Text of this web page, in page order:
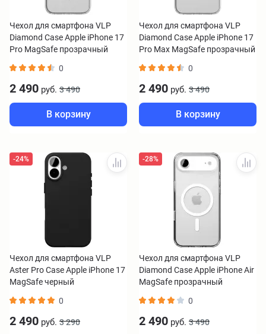
Чехол для смартфона VLP
Diamond Case Apple iPhone 17
Pro MagSafe прозрачный
0
2 490 руб. 3 490
В корзину
Чехол для смартфона VLP
Diamond Case Apple iPhone 17
Pro Max MagSafe прозрачный
0
2 490 руб. 3 490
В корзину
-24%
Чехол для смартфона VLP
Aster Pro Case Apple iPhone 17
MagSafe черный
0
2 490 руб. 3 290
-28%
Чехол для смартфона VLP
Diamond Case Apple iPhone Air
MagSafe прозрачный
0
2 490 руб. 3 490